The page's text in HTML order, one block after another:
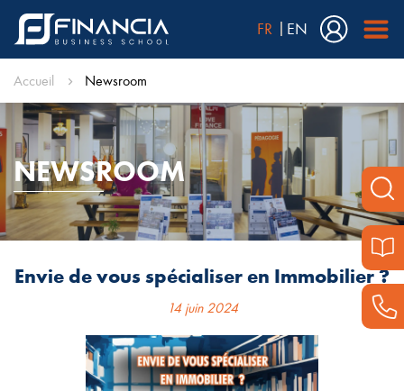
FR EN
Accueil Newsroom
NEWSROOM
Envie de vous spécialiser en Immobilier ?
14 juin 2024